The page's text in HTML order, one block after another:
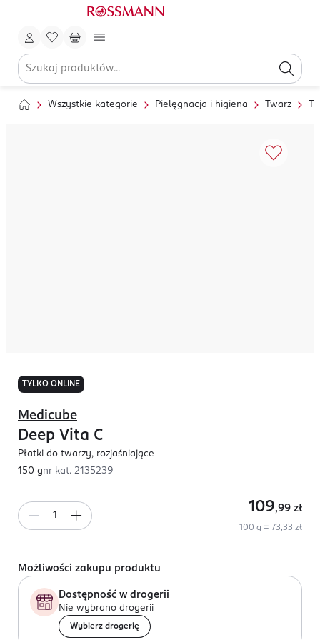
Wszystkie kategorie Pielęgnacja i higiena Twarz
TYLKO ONLINE
Medicube
Deep Vita C
Płatki do twarzy, rozjaśniające
150 gnr kat. 2135239
109,99 zł
100 g = 73,33 zł
Możliwości zakupu produktu
Dostępność w drogerii
Nie wybrano drogerii
Wybierz drogerię